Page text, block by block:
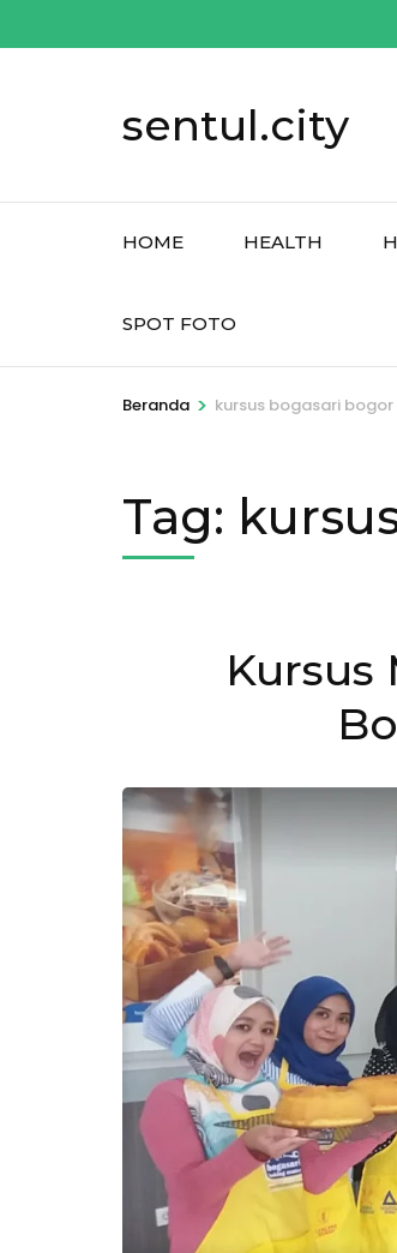
ke
sentul.city
HOME HEALTH
SPOT FOTO
Beranda > kursus bogasari bogor
Tag:
Kursus